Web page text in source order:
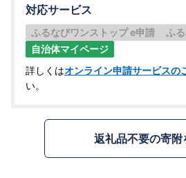
対応サービス
ふるなびワンストップ e申請
ふ
自治体マイページ
詳しくはオンライン申請サービスの
い。
返礼品不要の寄附